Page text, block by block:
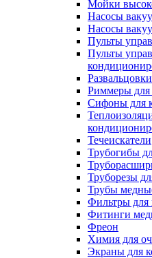
Мойки
Насосы
Насосы
Пульты
Пульты
Риммеры
Сифоны для
Течеискатели
Трубогибы
Труборезы
Трубы
Фильтры для
Фитинги
Фреон
Химия для
Экраны для